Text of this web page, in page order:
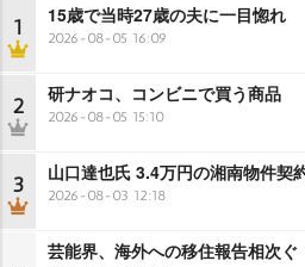
1 15歳で当時27歳の夫に一目惚れ
2026-08-05 16:09
2 研ナオコ、コンビニで買う商品
2026-08-05 15:10
3 山口達也氏 3.4万円の湘南物件契
2026-08-03 12:18
芸能界、海外への移住報告相次ぐ